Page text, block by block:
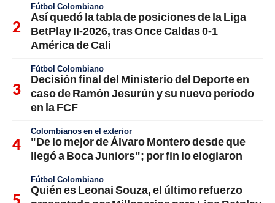
Fútbol Colombiano
Así quedó la tabla de posiciones de la Liga
BetPlay II-2026, tras Once Caldas 0-1
América de Cali
Fútbol Colombiano
Decisión final del Ministerio del Deporte en
caso de Ramón Jesurún y su nuevo período
en la FCF
Colombianos en el exterior
"De lo mejor de Álvaro Montero desde que
llegó a Boca Juniors"; por fin lo elogiaron
Fútbol Colombiano
Quién es Leonai Souza, el último refuerzo